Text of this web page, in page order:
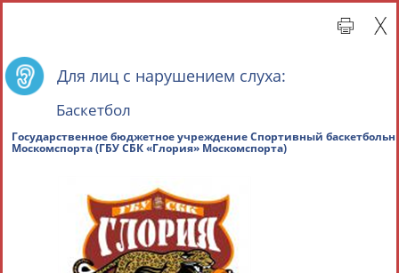
Региональные спортивные организации
Для лиц с нарушением слуха:
Баскетбол
Государственное бюджетное учреждение
Москомспорта (ГБУ СБК «Глория» Москомспорта)